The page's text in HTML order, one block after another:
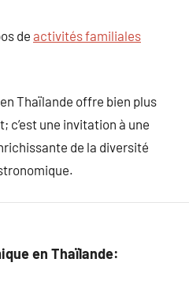
de activités familiales
Thaïlande offre bien plus
c’est une invitation à une
de la diversité
en Thaïlande: